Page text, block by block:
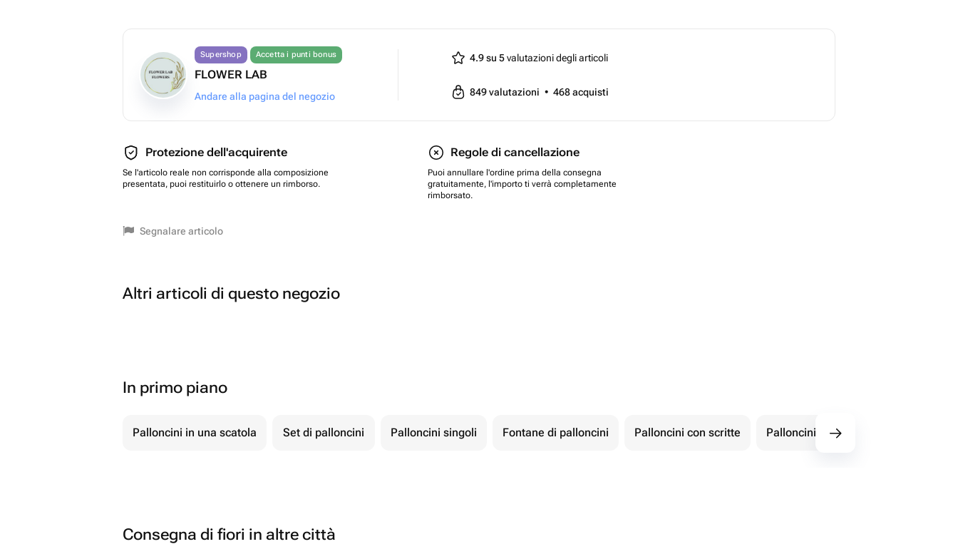
Supershop Accetta i punti bonus
FLOWER LAB
Andare alla pagina del negozio
4.9 su 5valutazioni degli articoli
849valutazioni • 468acquisti
Protezione dell'acquirente
Se l'articolo reale non corrisponde alla composizione
presentata, puoi restituirlo o ottenere un rimborso.
Regole di cancellazione
Puoi annullare l'ordine prima della consegna
gratuitamente, l'importo ti verrà completamente
rimborsato.
Segnalare articolo
Altri articoli di questo negozio
In primo piano
Palloncini in una scatola Set di palloncini Palloncini singoli Fontane di palloncini Palloncini con scritte Palloncini con numeri
Consegna di fiori in altre città